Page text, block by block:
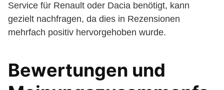
Service für Renault oder Dacia benötigt, kann
gezielt nachfragen, da dies in Rezensionen
mehrfach positiv hervorgehoben wurde.
Bewertungen und